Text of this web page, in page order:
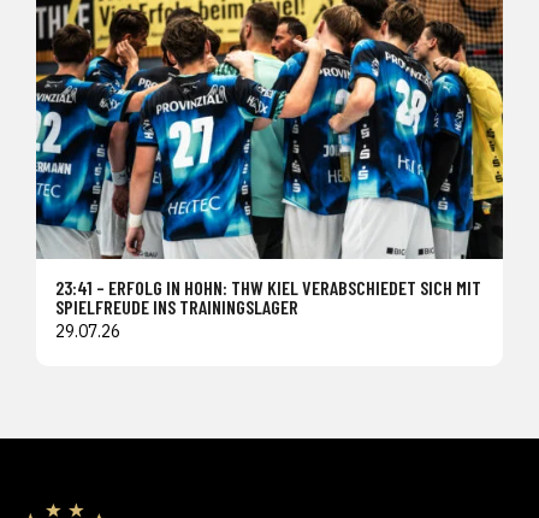
23:41 – ERFOLG IN HOHN: THW KIEL VERABSCHIEDET SICH MIT
SPIELFREUDE INS TRAININGSLAGER
29.07.26